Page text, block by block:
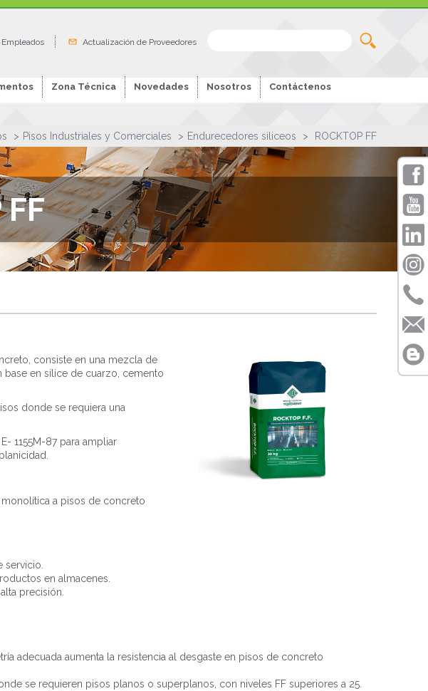
Actualización de Proveedores
Zona Técnica Novedades Nosotros
Contáctenos
Pisos Industriales y Comerciales Endurecedores siliceos ROCKTOP FF
FF
consiste en una mezcla de
en sílice de cuarzo, cemento
donde se requiera una
1155M-87 para ampliar
monolítica a pisos de concreto
servicio.
en almacenes.
precisión.
adecuada aumenta la resistencia al desgaste en pisos de concreto
se requieren pisos planos o superplanos, con niveles FF superiores a 25.